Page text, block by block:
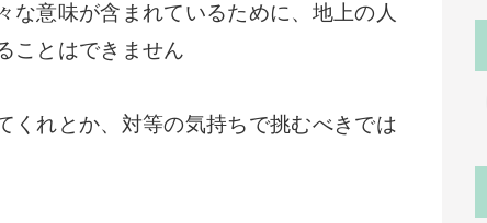
な意味が含まれているために、地上の人
ことはできません
くれとか、対等の気持ちで挑むべきでは